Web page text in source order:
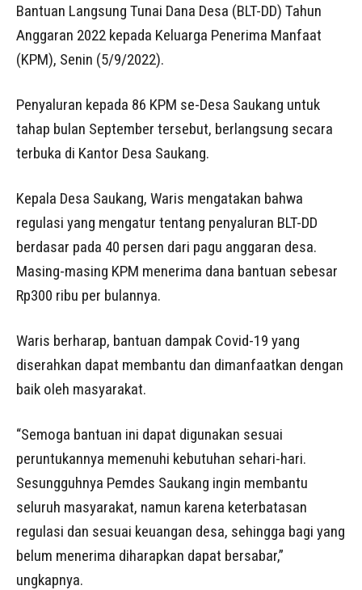
Bantuan Langsung Tunai Dana Desa (BLT-DD) Tahun
Anggaran 2022 kepada Keluarga Penerima Manfaat
(KPM), Senin (5/9/2022).
Penyaluran kepada 86 KPM se-Desa Saukang untuk
tahap bulan September tersebut, berlangsung secara
terbuka di Kantor Desa Saukang.
Kepala Desa Saukang, Waris mengatakan bahwa
regulasi yang mengatur tentang penyaluran BLT-DD
berdasar pada 40 persen dari pagu anggaran desa.
Masing-masing KPM menerima dana bantuan sebesar
Rp300 ribu per bulannya.
Waris berharap, bantuan dampak Covid-19 yang
diserahkan dapat membantu dan dimanfaatkan dengan
baik oleh masyarakat.
“Semoga bantuan ini dapat digunakan sesuai
peruntukannya memenuhi kebutuhan sehari-hari.
Sesungguhnya Pemdes Saukang ingin membantu
seluruh masyarakat, namun karena keterbatasan
regulasi dan sesuai keuangan desa, sehingga bagi yang
belum menerima diharapkan dapat bersabar,”
ungkapnya.